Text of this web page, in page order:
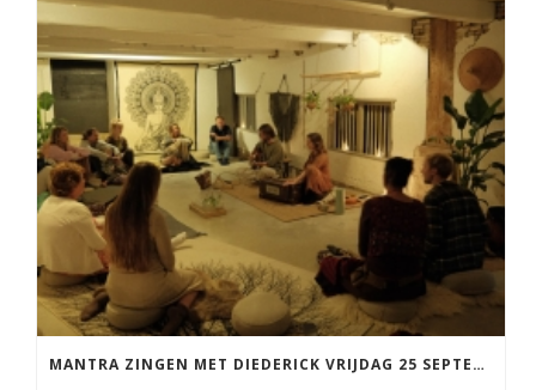
MANTRA ZINGEN MET DIEDERICK VRIJDAG 25 SEPTEMBER EN 20 NOVEMBER